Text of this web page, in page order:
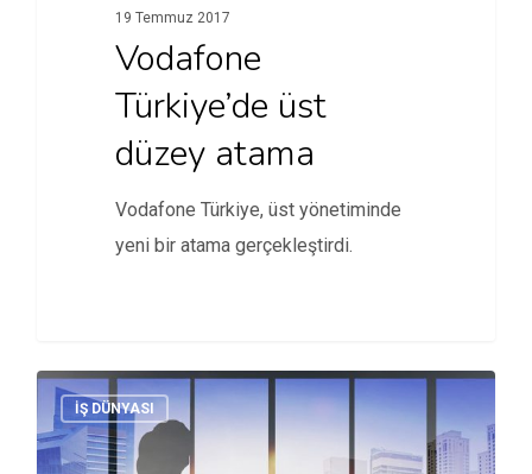
19 Temmuz 2017
Vodafone
Türkiye’de üst
düzey atama
Vodafone Türkiye, üst yönetiminde
yeni bir atama gerçekleştirdi.
İŞ DÜNYASI